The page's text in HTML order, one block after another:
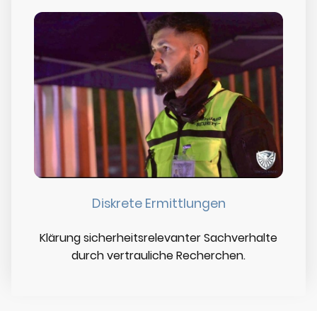
Diskrete Ermittlungen
Klärung sicherheitsrelevanter Sachverhalte
durch vertrauliche Recherchen.